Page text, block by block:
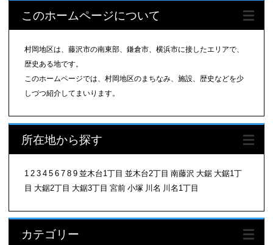
このホームページについて
村岡地区は、藤沢市の南東部、鎌倉市、横浜市に接したエリアで、
歴史ある地です。
このホームページでは、村岡地区のまちなみ、施設、歴史などを少
しづつ紹介してまいります。
所在地から探す
1 2 3 4 5 6 7 8 9 並木台1丁目 並木台2丁目 南藤沢 大鋸 大鋸1丁
目 大鋸2丁目 大鋸3丁目 宮前 小塚 川名 川名1丁目
カテゴリー